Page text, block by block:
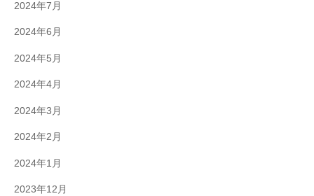
2024年7月
2024年6月
2024年5月
2024年4月
2024年3月
2024年2月
2024年1月
2023年12月